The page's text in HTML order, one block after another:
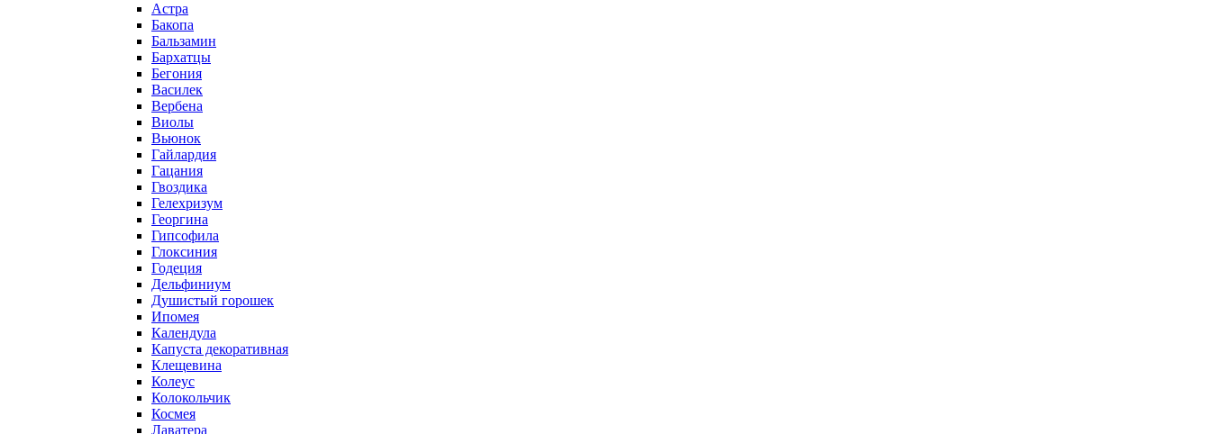
Астра
Бакопа
Бальзамин
Бархатцы
Бегония
Василек
Вербена
Виолы
Вьюнок
Гайлардия
Гацания
Гвоздика
Гелехризум
Георгина
Гипсофила
Глоксиния
Годеция
Дельфиниум
Душистый горошек
Ипомея
Календула
Капуста декоративная
Клещевина
Колеус
Колокольчик
Космея
Лаватера